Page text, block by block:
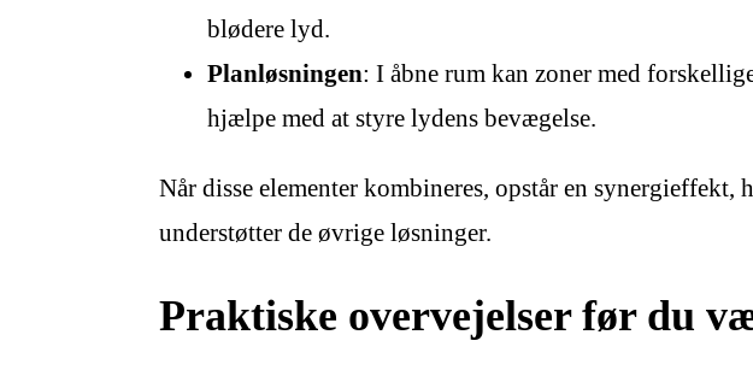
blødere lyd.
Planløsningen: I åbne rum kan zoner med
hjælpe med at styre lydens bevægelse.
Når disse elementer kombineres, opstår en
understøtter de øvrige løsninger.
Praktiske overvejelser før du